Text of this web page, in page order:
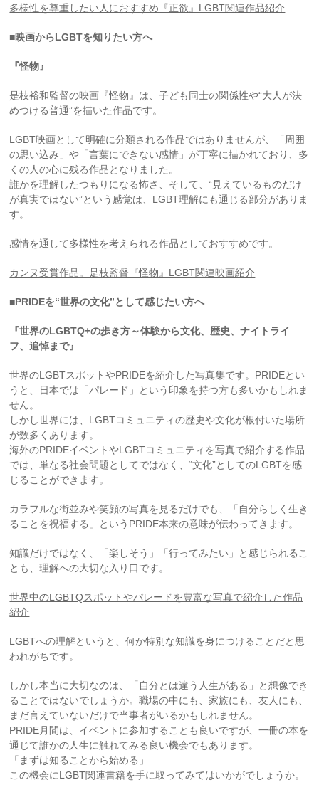
多様性を尊重したい人におすすめ『正欲』LGBT関連作品紹介
■映画からLGBTを知りたい方へ
『怪物』
是枝裕和監督の映画『怪物』は、子ども同士の関係性や“大人が決
めつける普通”を描いた作品です。
LGBT映画として明確に分類される作品ではありませんが、「周囲
の思い込み」や「言葉にできない感情」が丁寧に描かれており、多
くの人の心に残る作品となりました。
誰かを理解したつもりになる怖さ、そして、“見えているものだけ
が真実ではない”という感覚は、LGBT理解にも通じる部分がありま
す。
感情を通して多様性を考えられる作品としておすすめです。
カンヌ受賞作品。是枝監督『怪物』LGBT関連映画紹介
■PRIDEを“世界の文化”として感じたい方へ
『世界のLGBTQ+の歩き方～体験から文化、歴史、ナイトライ
フ、追悼まで』
世界のLGBTスポットやPRIDEを紹介した写真集です。PRIDEとい
うと、日本では「パレード」という印象を持つ方も多いかもしれま
せん。
しかし世界には、LGBTコミュニティの歴史や文化が根付いた場所
が数多くあります。
海外のPRIDEイベントやLGBTコミュニティを写真で紹介する作品
では、単なる社会問題としてではなく、“文化”としてのLGBTを感
じることができます。
カラフルな街並みや笑顔の写真を見るだけでも、「自分らしく生き
ることを祝福する」というPRIDE本来の意味が伝わってきます。
知識だけではなく、「楽しそう」「行ってみたい」と感じられるこ
とも、理解への大切な入り口です。
世界中のLGBTQスポットやパレードを豊富な写真で紹介した作品
紹介
LGBTへの理解というと、何か特別な知識を身につけることだと思
われがちです。
しかし本当に大切なのは、「自分とは違う人生がある」と想像でき
ることではないでしょうか。職場の中にも、家族にも、友人にも、
まだ言えていないだけで当事者がいるかもしれません。
PRIDE月間は、イベントに参加することも良いですが、一冊の本を
通じて誰かの人生に触れてみる良い機会でもあります。
「まずは知ることから始める」
この機会にLGBT関連書籍を手に取ってみてはいかがでしょうか。